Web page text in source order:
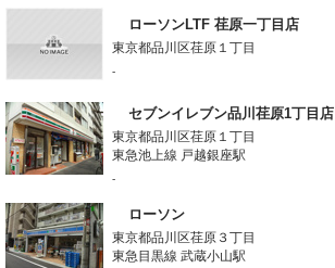
ローソンLTF 荏原一丁目店
東京都品川区荏原１丁目
-
セブンイレブン品川荏原1丁目店
東京都品川区荏原１丁目
東急池上線 戸越銀座駅
-
ローソン
東京都品川区荏原３丁目
東急目黒線 武蔵小山駅